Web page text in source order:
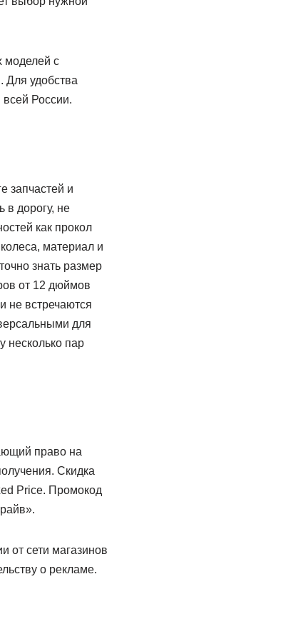
моделей с
Для удобства
всей России.
запчастей и
дорогу, не
как прокол
материал и
знать размер
от 12 дюймов
не встречаются
для
несколько пар
право на
Скидка
Price. Промокод
от сети магазинов
о рекламе.